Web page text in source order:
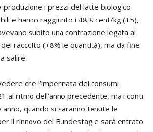
produzione i prezzi del latte biologico
e hanno raggiunto i 48,8 cent/kg (+5),
subito una contrazione legata al
raccolto (+8% le quantità), ma da fine
salire.
che l’impennata dei consumi
al ritmo dell’anno precedente, ma i conti
quando si saranno tenute le
il rinnovo del Bundestag e sarà entrato